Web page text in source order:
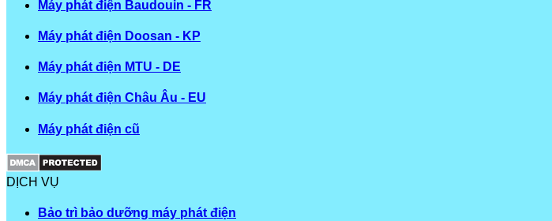
Máy phát điện Baudouin - FR
Máy phát điện Doosan - KP
Máy phát điện MTU - DE
Máy phát điện Châu Âu - EU
Máy phát điện cũ
DỊCH VỤ
Bảo trì bảo dưỡng máy phát điện